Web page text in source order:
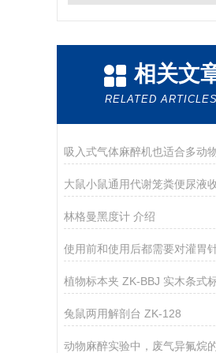
相关文
RELATED ARTICLES
大鼠小鼠通用代谢笼粪便尿液
林格曼黑度计 介绍
植物标本夹 ZK-BBJ 实木条式
兔鼠两用解剖台 ZK-128